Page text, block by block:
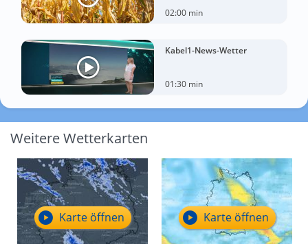
02:00 min
Kabel1-News-Wetter
01:30 min
Weitere Wetterkarten
Karte öffnen Karte öffnen